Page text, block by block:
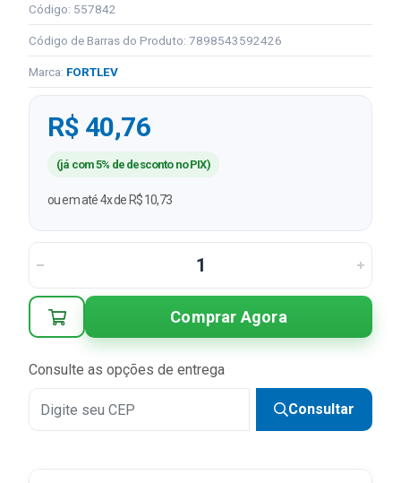
Código: 557842
Código de Barras do Produto: 7898543592426
Marca: FORTLEV
R$ 40,76
(já com 5% de desconto no PIX)
ou em até 4x de R$ 10,73
Comprar Agora
Consulte as opções de entrega
Consultar